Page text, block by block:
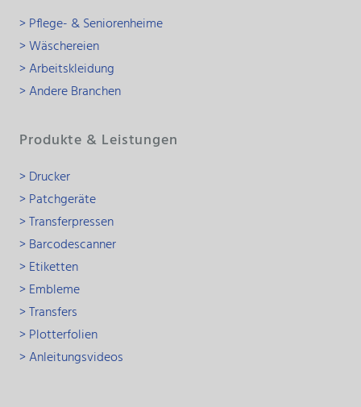
> Pflege- & Seniorenheime
> Wäschereien
> Arbeitskleidung
> Andere Branchen
Produkte & Leistungen
> Drucker
> Patchgeräte
> Transferpressen
> Barcodescanner
> Etiketten
> Embleme
> Transfers
> Plotterfolien
> Anleitungsvideos